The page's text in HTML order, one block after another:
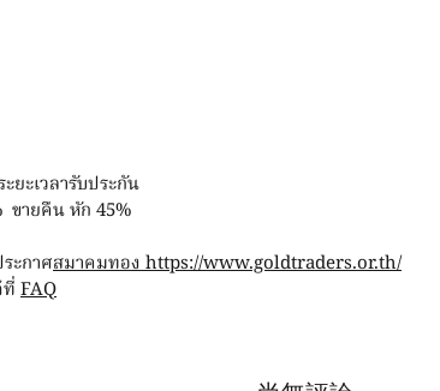
ยะเวลารับประกัน
ขายคืน หัก 45%
ะกาศสมาคมทอง https://www.goldtraders.or.th/
FAQ